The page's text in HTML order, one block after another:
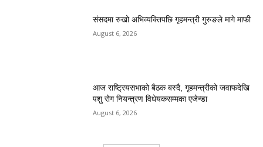
संसदमा रुखो अभिव्यक्तिपछि गृहमन्त्री गुरुङले मागे माफी
August 6, 2026
आज राष्ट्रियसभाको बैठक बस्दै, गृहमन्त्रीको जवाफदेखि
पशु रोग नियन्त्रण विधेयकसम्मका एजेन्डा
August 6, 2026